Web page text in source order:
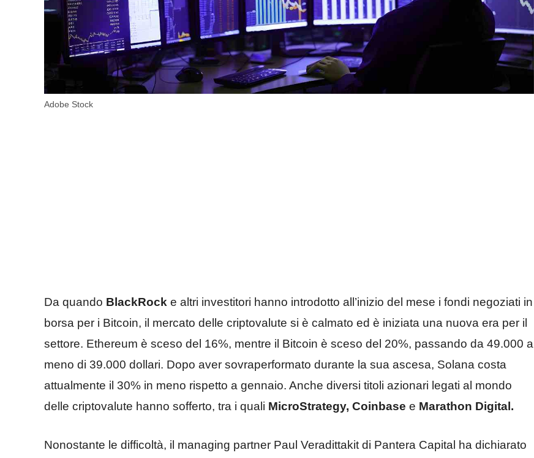
Adobe Stock
Da quando BlackRock e altri investitori hanno introdotto all’inizio del mese i fondi negoziati in
borsa per i Bitcoin, il mercato delle criptovalute si è calmato ed è iniziata una nuova era per il
settore. Ethereum è sceso del 16%, mentre il Bitcoin è sceso del 20%, passando da 49.000 a
meno di 39.000 dollari. Dopo aver sovraperformato durante la sua ascesa, Solana costa
attualmente il 30% in meno rispetto a gennaio. Anche diversi titoli azionari legati al mondo
delle criptovalute hanno sofferto, tra i quali MicroStrategy, Coinbase e Marathon Digital.
Nonostante le difficoltà, il managing partner Paul Veradittakit di Pantera Capital ha dichiarato